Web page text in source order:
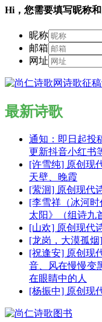
Hi，您需要填写昵称和
昵称
邮箱
网址
最新诗歌
通知：即日起投
更新抖音小红书
[许雪纯] 原创现
天壁、晚霞
[萦洄] 原创现代
[李雪祥（冰河
太阳》（组诗九
[山欢] 原创现代
[龙岗，大漠孤
[祝逢安] 原创现
音、风在慢慢变
在眼睛中的人
[杨振中] 原创现